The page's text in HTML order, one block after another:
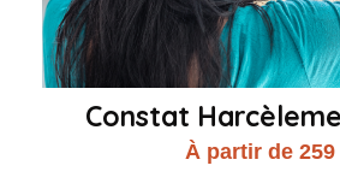
Constat
À partir de 259